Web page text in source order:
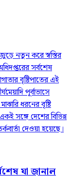
নতুন করে স্বস্তির
সর্বশেষ
বৃষ্টিপাতের এই
পূর্বাভাসে
ধরনের বৃষ্টি
সঙ্গে দেশের বিভিন্ন
দেওয়া হয়েছে।
যা জানাল